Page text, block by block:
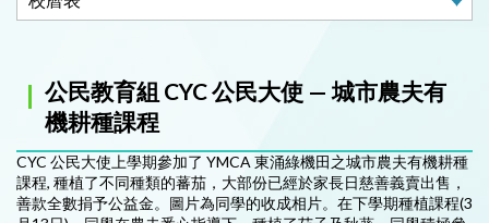
公民教育組 CYC 公民大使 — 城市農夫有
機耕種課程
CYC 公民大使上學期參加了 YMCA 東涌綠機田之城市農夫有機耕種
課程, 種植了不同種類的蕃茄，大部份已經於家長日慈善義賣出售，
善款全數捐予公益金。圖片為同學的收成相片。在下學期種植課程(3